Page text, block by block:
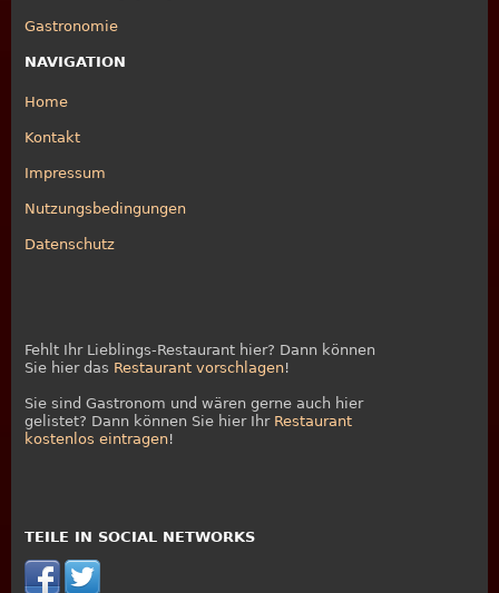
Gastronomie
NAVIGATION
Home
Kontakt
Impressum
Nutzungsbedingungen
Datenschutz
Fehlt Ihr Lieblings-Restaurant hier? Dann können
Sie hier das Restaurant vorschlagen!
Sie sind Gastronom und wären gerne auch hier
gelistet? Dann können Sie hier Ihr Restaurant
kostenlos eintragen!
TEILE IN SOCIAL NETWORKS